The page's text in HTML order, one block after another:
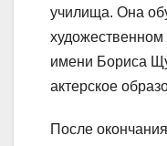
училища. Она
имени Бориса
актерское
После